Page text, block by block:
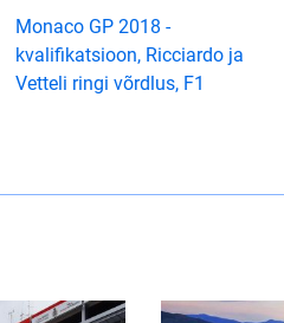
Monaco GP 2018 -
kvalifikatsioon, Ricciardo ja
Vetteli ringi võrdlus, F1